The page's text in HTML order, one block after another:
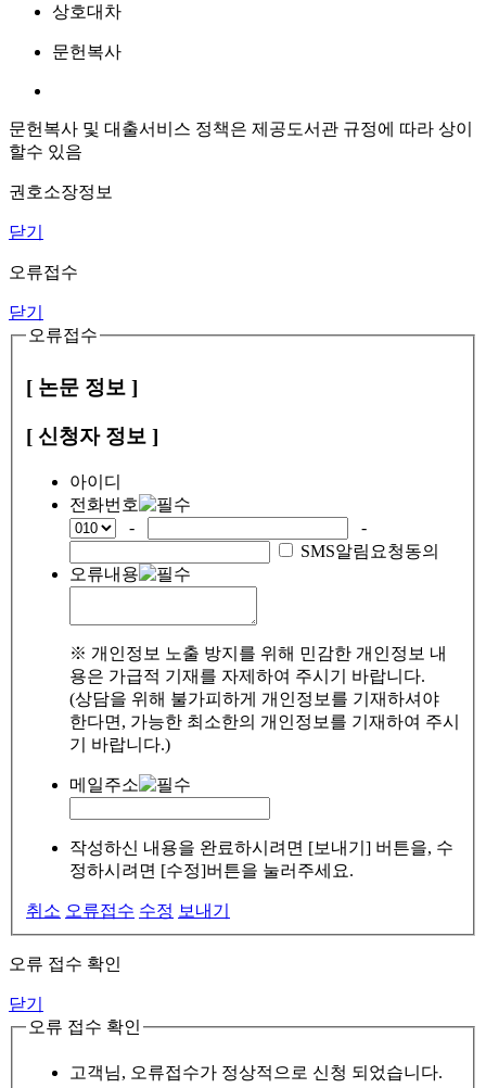
상호대차
문헌복사
문헌복사 및 대출서비스 정책은 제공도서관 규정에 따라 상이
할수 있음
권호소장정보
닫기
오류접수
닫기
오류접수
[ 논문 정보 ]
[ 신청자 정보 ]
아이디
전화번호
-
-
SMS알림요청동의
오류내용
※ 개인정보 노출 방지를 위해 민감한 개인정보 내
용은 가급적 기재를 자제하여 주시기 바랍니다.
(상담을 위해 불가피하게 개인정보를 기재하셔야
한다면, 가능한 최소한의 개인정보를 기재하여 주시
기 바랍니다.)
메일주소
작성하신 내용을 완료하시려면 [보내기] 버튼을, 수
정하시려면 [수정]버튼을 눌러주세요.
취소 오류접수 수정 보내기
오류 접수 확인
닫기
오류 접수 확인
고객님, 오류접수가 정상적으로 신청 되었습니다.